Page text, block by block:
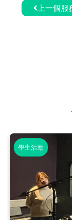
上一個服
學生活動